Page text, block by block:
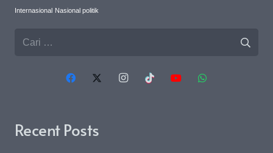
Recent Posts
Internasional Nasional politik
Cari